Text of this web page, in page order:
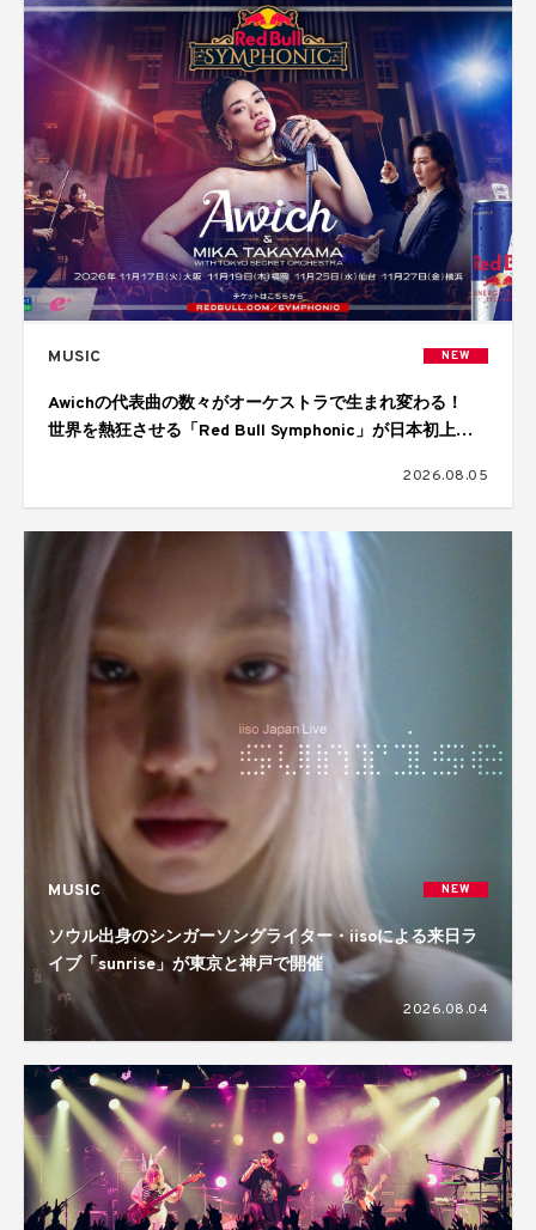
MUSIC NEW
Awichの代表曲の数々がオーケストラで生まれ変わる！
世界を熱狂させる「Red Bull Symphonic」が日本初上
2026.08.05
MUSIC NEW
ソウル出身のシンガーソングライター・iisoによる来日ラ
イブ「sunrise」が東京と神戸で開催
2026.08.04